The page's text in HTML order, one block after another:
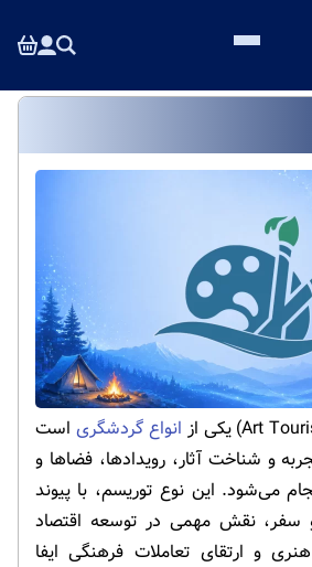
انواع گردشگری است
و شناخت آثار، رویدادها، فضاها و
می‌شود. این نوع توریسم، با پیوند
سفر، نقش مهمی در توسعه اقتصاد
و ارتقای تعاملات فرهنگی ایفا